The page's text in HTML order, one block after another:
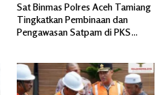
Sat Binmas Polres Aceh Tamiang
Tingkatkan Pembinaan dan
Pengawasan Satpam di PKS